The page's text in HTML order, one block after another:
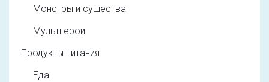
Монстры и существа
Мультгерои
Продукты питания
Еда